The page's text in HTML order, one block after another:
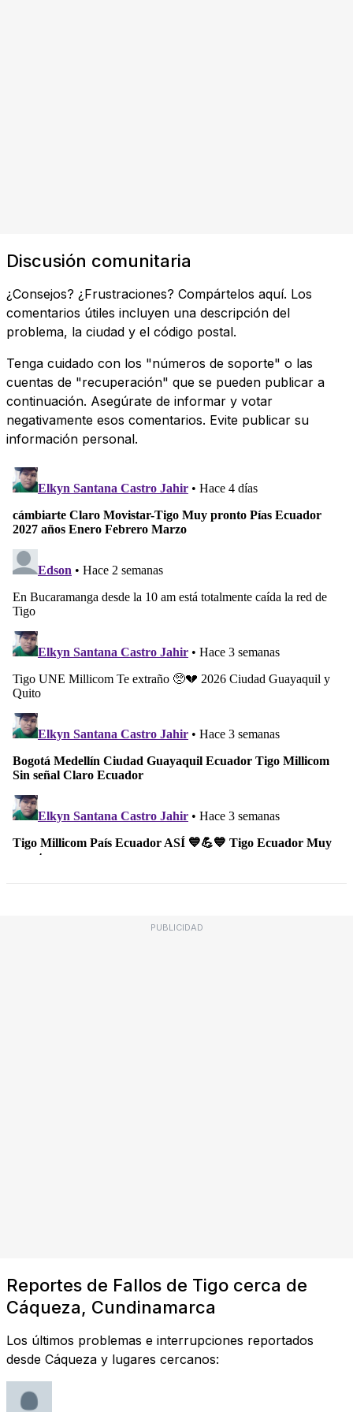
Discusión comunitaria
¿Consejos? ¿Frustraciones? Compártelos aquí. Los
comentarios útiles incluyen una descripción del
problema, la ciudad y el código postal.
Tenga cuidado con los "números de soporte" o las
cuentas de "recuperación" que se pueden publicar a
continuación. Asegúrate de informar y votar
negativamente esos comentarios. Evite publicar su
información personal.
PUBLICIDAD
Reportes de Fallos de Tigo cerca de
Cáqueza, Cundinamarca
Los últimos problemas e interrupciones reportados
desde Cáqueza y lugares cercanos: